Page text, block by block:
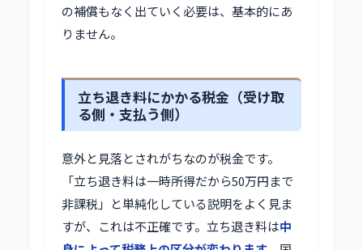
の補償もなく出ていく必要は、基本的にあ
りません。
立ち退き料にかかる税金（受け取
る側・支払う側）
意外と見落とされがちなのが税金です。
「立ち退き料は一時所得だから50万円まで
非課税」と単純化している説明をよく見ま
すが、これは不正確です。立ち退き料は中